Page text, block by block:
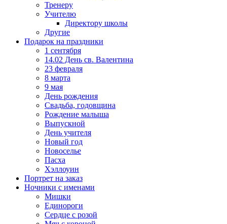
Тренеру
Учителю
Директору школы
Другие
Подарок на праздники
1 сентября
14.02 День св. Валентина
23 февраля
8 марта
9 мая
День рождения
Свадьба, годовщина
Рождение малыша
Выпускной
День учителя
Новый год
Новоселье
Пасха
Хэллоуин
Портрет на заказ
Ночники с именами
Мишки
Единороги
Сердце с розой